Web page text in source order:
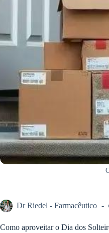
Dr Riedel - Farmacêutico
Como aproveitar o Dia dos